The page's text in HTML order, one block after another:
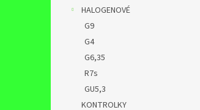
HALOGENOVÉ
G9
G4
G6,35
R7s
GU5,3
KONTROLKY